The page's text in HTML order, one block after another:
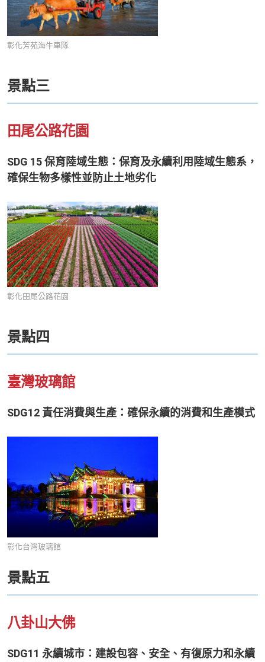
彰化芳苑海牛車隊
景點三
田尾公路花園
SDG 15 保育陸域生態：保育及永續利用陸域生態系，
確保生物多樣性並防止土地劣化
彰化田尾公路花園
景點四
臺灣玻璃館
SDG12 責任消費與生產：確保永續的消費和生產模式
彰化台灣玻璃館
景點五
八卦山大佛
SDG11 永續城市：建設包容、安全、有復原力和永續